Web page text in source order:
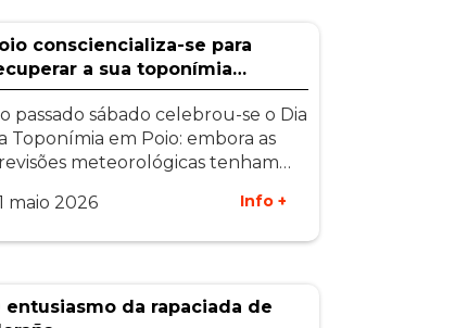
consciencializa-se para
a sua toponímia…
passado sábado celebrou-se o Dia
Toponímia em Poio: embora as
meteorológicas tenham…
maio 2026
Info +
entusiasmo da rapaciada de